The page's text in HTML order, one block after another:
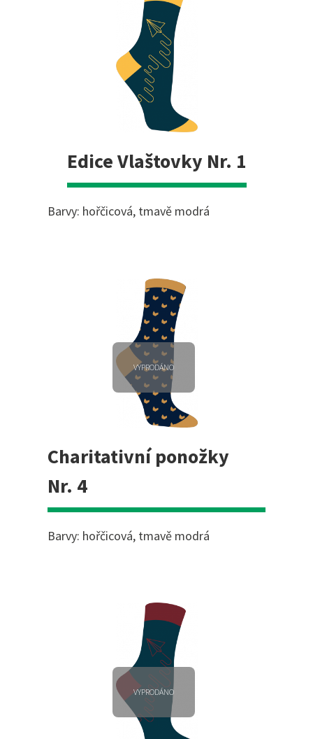
Edice Vlaštovky Nr. 1
Barvy: hořčicová, tmavě modrá
VYPRODÁNO
Charitativní ponožky
Nr. 4
Barvy: hořčicová, tmavě modrá
VYPRODÁNO